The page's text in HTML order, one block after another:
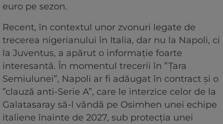
euro pe sezon.
Recent, în contextul unor zvonuri legate de
trecerea nigerianului în Italia, dar nu la Napoli, ci
la Juventus, a apărut o informație foarte
interesantă. În momentul trecerii în ”Țara
Semiulunei”, Napoli ar fi adăugat în contract şi o
”clauză anti-Serie A”, care le interzice celor de la
Galatasaray să-l vândă pe Osimhen unei echipe
italiene înainte de 2027, sub protecţia unei